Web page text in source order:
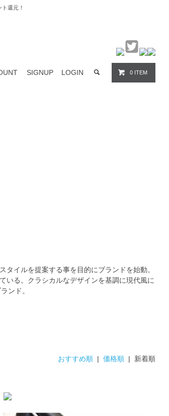
還元！
SIGNUP LOGIN 0 ITEM
イルを提案する事を目的にブランドを始動。
いる。クラシカルなデザインを基調に現代風に
ンド。
おすすめ順 |価格順 | 新着順